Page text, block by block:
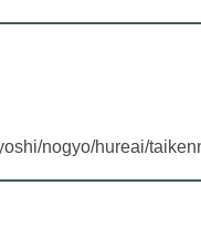
nogyo/hureai/